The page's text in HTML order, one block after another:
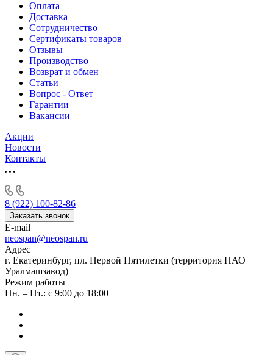
Оплата
Доставка
Сотрудничество
Сертификаты товаров
Отзывы
Производство
Возврат и обмен
Статьи
Вопрос - Ответ
Гарантии
Вакансии
Акции
Новости
Контакты
8 (922) 100-82-86
Заказать звонок
E-mail
neospan@neospan.ru
Адрес
г. Екатеринбург, пл. Первой Пятилетки (территория ПАО
Уралмашзавод)
Режим работы
Пн. – Пт.: с 9:00 до 18:00